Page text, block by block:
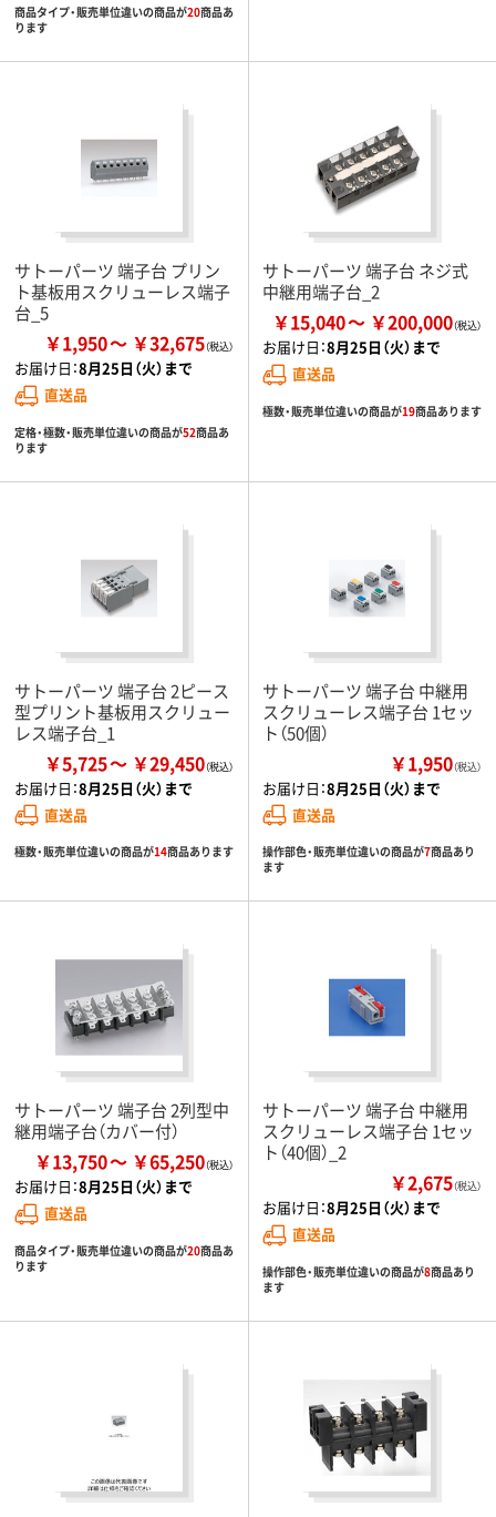
商品タイプ・販売単位違いの商品が20商品あ
ります
サトーパーツ 端子台 プリン
ト基板用スクリューレス端子
台_5
￥1,950 ￥32,675
お届け日：8月25日（火）まで
直送品
定格・極数・販売単位違いの商品が52商品あ
ります
サトーパーツ 端子台 ネジ式
中継用端子台_2
￥15,040 ￥200,000
お届け日：8月25日（火）まで
直送品
極数・販売単位違いの商品が19商品あります
サトーパーツ 端子台 2ピース
型プリント基板用スクリュー
レス端子台_1
￥5,725 ￥29,450
お届け日：8月25日（火）まで
直送品
極数・販売単位違いの商品が14商品あります
サトーパーツ 端子台 中継用
スクリューレス端子台 1セッ
ト（50個）
￥1,950（税込）
お届け日：8月25日（火）まで
直送品
操作部色・販売単位違いの商品が7商品あり
ます
サトーパーツ 端子台 2列型中
継用端子台（カバー付）
￥13,750 ￥65,250
お届け日：8月25日（火）まで
直送品
商品タイプ・販売単位違いの商品が20商品あ
ります
サトーパーツ 端子台 中継用
スクリューレス端子台 1セッ
ト（40個）_2
￥2,675（税込）
お届け日：8月25日（火）まで
直送品
操作部色・販売単位違いの商品が8商品あり
ます